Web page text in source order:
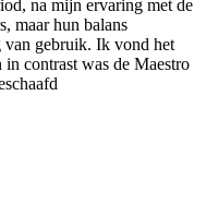
na mijn ervaring met de
maar hun balans
van gebruik. Ik vond het
contrast was de Maestro